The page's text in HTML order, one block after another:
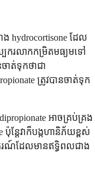
ង hydrocortisone ដែល
បែករលាកកម្រិតមធ្យមទៅ
ាត់ទុកថាជា
ត្រូវ​បាន​ចាត់​ទុក​
អាចគ្រប់គ្រង
ន្តែវាក៏បង្កហានិភ័យខ្ពស់
រណ៍ដែលមានឥទ្ធិពលជាង